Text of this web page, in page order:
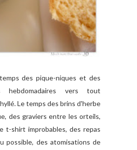
des pique-niques et des
hebdomadaires vers tout
Le temps des brins d'herbe
des graviers entre les orteils,
t-shirt improbables, des repas
possible, des atomisations de